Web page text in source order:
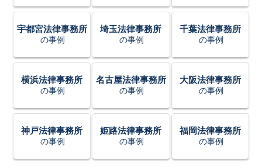
宇都宮法律事務所
の事例
埼玉法律事務所
の事例
千葉法律事務所
の事例
横浜法律事務所
の事例
名古屋法律事務所
の事例
大阪法律事務所
の事例
神戸法律事務所
の事例
姫路法律事務所
の事例
福岡法律事務所
の事例